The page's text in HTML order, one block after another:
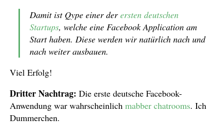
Damit ist Qype einer derersten deutschen
Startups, welche eine Facebook Application am
Start haben. Diese werden wir natürlich nach und
nach weiter ausbauen.
Viel Erfolg!
Dritter Nachtrag: Die erste deutsche Facebook-
Anwendung war wahrscheinlich mabber chatrooms. Ich
Dummerchen.